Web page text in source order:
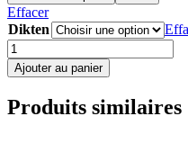
Effacer
Dikten
quantité
de
Silvit
Ajouter au panier
Produits similaires